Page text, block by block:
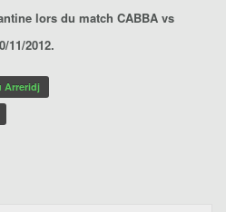
lors du match CABBA vs
11/2012.
Arreridj